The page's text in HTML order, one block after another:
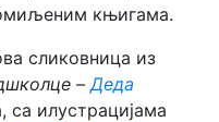
књигама.
сликовница из
– Деда
са илустрацијама